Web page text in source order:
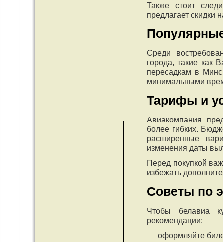
Также стоит
предлагает скидки
Среди
города, такие как
пересадкам в
минимальными
Тарифы и
Авиакомпания
более гибких.
расширенные
изменения даты
Перед покупкой
избежать
Советы по
Чтобы белавиа
рекомендации:
оформляйте